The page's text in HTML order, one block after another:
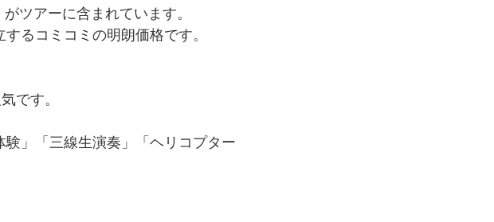
ツアーに含まれています。
るコミコミの明朗価格です。
です。
」「三線生演奏」「ヘリコプター